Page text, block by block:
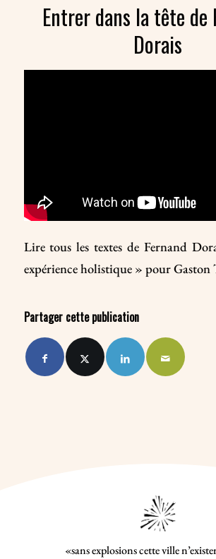
Entrer dans la tête de
Dorais
Lire tous les textes de Fernand
expérience holistique » pour Gaston
Partager cette publication
«sans explosions cette ville